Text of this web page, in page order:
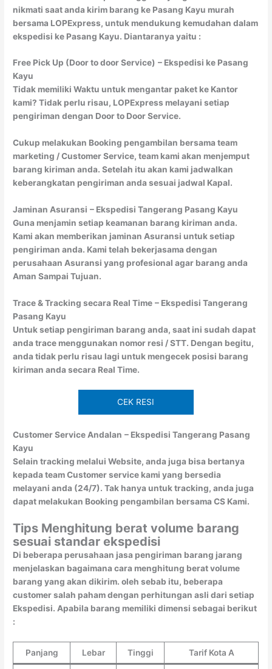
nikmati saat anda kirim barang ke Pasang Kayu murah
bersama LOPExpress, untuk mendukung kemudahan dalam
ekspedisi ke Pasang Kayu. Diantaranya yaitu :
Free Pick Up (Door to door Service) – Ekspedisi ke Pasang
Kayu
Tidak memiliki Waktu untuk mengantar paket ke Kantor
kami? Tidak perlu risau, LOPExpress melayani setiap
pengiriman dengan Door to Door Service.
Cukup melakukan Booking pengambilan bersama team
marketing / Customer Service, team kami akan menjemput
barang kiriman anda. Setelah itu akan kami jadwalkan
keberangkatan pengiriman anda sesuai jadwal Kapal.
Jaminan Asuransi – Ekspedisi Tangerang Pasang Kayu
Guna menjamin setiap keamanan barang kiriman anda.
Kami akan memberikan jaminan Asuransi untuk setiap
pengiriman anda. Kami telah bekerjasama dengan
perusahaan Asuransi yang profesional agar barang anda
Aman Sampai Tujuan.
Trace & Tracking secara Real Time – Ekspedisi Tangerang
Pasang Kayu
Untuk setiap pengiriman barang anda, saat ini sudah dapat
anda trace menggunakan nomor resi / STT. Dengan begitu,
anda tidak perlu risau lagi untuk mengecek posisi barang
kiriman anda secara Real Time.
CEK RESI
Customer Service Andalan – Ekspedisi Tangerang Pasang
Kayu
Selain tracking melalui Website, anda juga bisa bertanya
kepada team Customer service kami yang bersedia
melayani anda (24/7). Tak hanya untuk tracking, anda juga
dapat melakukan Booking pengambilan bersama CS Kami.
Tips Menghitung berat volume barang
sesuai standar ekspedisi
Di beberapa perusahaan jasa pengiriman barang jarang
menjelaskan bagaimana cara menghitung berat volume
barang yang akan dikirim. oleh sebab itu, beberapa
customer salah paham dengan perhitungan asli dari setiap
Ekspedisi. Apabila barang memiliki dimensi sebagai berikut
:
Panjang Lebar Tinggi Tarif Kota A